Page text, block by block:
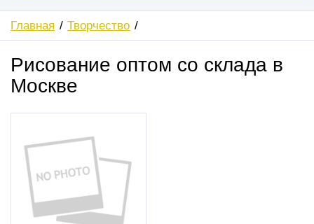
Главная Творчество
Рисование оптом со склада в
Москве